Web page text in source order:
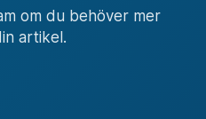
om du behöver mer
artikel.